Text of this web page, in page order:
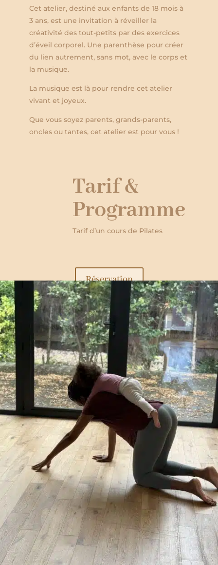
Cet atelier, destiné aux enfants de 18 mois à
3 ans, est une invitation à réveiller la
créativité des tout-petits par des exercices
d’éveil corporel. Une parenthèse pour créer
du lien autrement, sans mot, avec le corps et
la musique.
La musique est là pour rendre cet atelier
vivant et joyeux.
Que vous soyez parents, grands-parents,
oncles ou tantes, cet atelier est pour vous !
Tarif &
Programme
Tarif d’un cours de Pilates
Réservation